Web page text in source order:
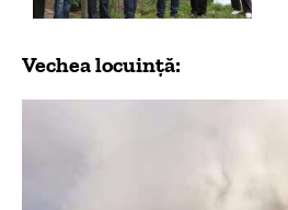
Vechea locuință: